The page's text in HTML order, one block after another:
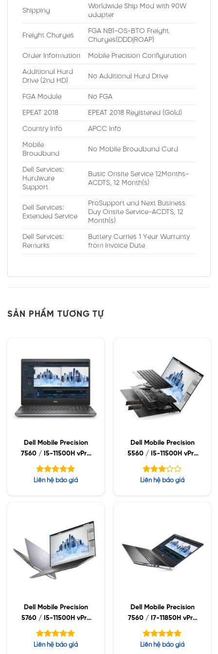
Shipping
Worldwide Ship Mod with 90W
adapter
Freight Charges
FGA NB1-OS-BTO Freight
Charges(DDD|ROAP)
Order Information Mobile Precision Configuration
Additional Hard
Drive (2nd HD)
No Additional Hard Drive
FGA Module No FGA
EPEAT 2018 EPEAT 2018 Registered (Gold)
Country Info APCC Info
Mobile
Broadband
No Mobile Broadband Card
Dell Services:
Hardware
Support
Basic Onsite Service 12Months-
ACDTS, 12 Month(s)
Dell Services:
Extended Service
ProSupport and Next Business
Day Onsite Service-ACDTS, 12
Month(s)
Dell Services:
Remarks
Battery Carries 1 Year Warranty
from Invoice Date
SẢN PHẨM TƯƠNG TỰ
Dell Mobile Precision
7560 / I5-11500H vPro
/ 32GB / 512GB SSD /
15.6FHD / WIN10
Được xếp
Liên hệ báo giá
Dell Mobile Precision
5560 / I5-11500H vPro
/32GB / 512GB SSD /
NVIDIA T1200 4GB /
15.6UHD+ HDR400
Được
Liên hệ báo giá
Dell Mobile Precision
5760 / I5-11500H vPro
/ 32GB / 1TB SSD / 17″
Được xếp
Liên hệ báo giá
Dell Mobile Precision
7560 / I7-11850H vPro
/ 32GB / 1TB SSD /
4GB / 15.6FHD / WIN10
Được xếp
Liên hệ báo giá